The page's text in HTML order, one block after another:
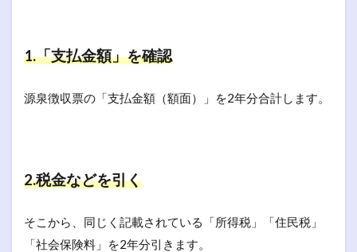
1.「支払金額」を確認
源泉徴収票の「支払金額（額面）」を2年分合計します。
2.税金などを引く
そこから、同じく記載されている「所得税」「住民税」
「社会保険料」を2年分引きます。